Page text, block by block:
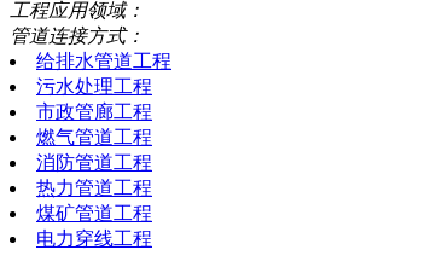
工程应用领域：
管道连接方式：
给排水管道工程
污水处理工程
市政管廊工程
燃气管道工程
消防管道工程
热力管道工程
煤矿管道工程
电力穿线工程